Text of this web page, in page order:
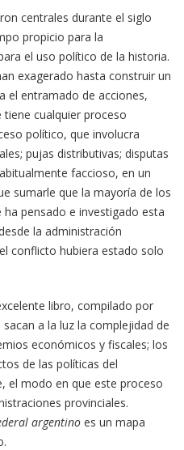
centrales durante el siglo
propicio para la
el uso político de la historia.
exagerado hasta construir un
el entramado de acciones,
cualquier proceso
político, que involucra
pujas distributivas; disputas
faccioso, en un
sumarle que la mayoría de los
pensado e investigado esta
la administración
conflicto hubiera estado solo
libro, compilado por
a la luz la complejidad de
económicos y fiscales; los
de las políticas del
el modo en que este proceso
provinciales.
argentino es un mapa